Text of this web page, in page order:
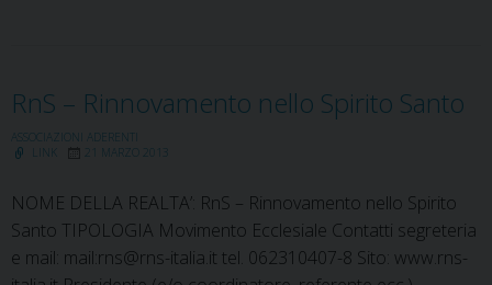
RnS – Rinnovamento nello Spirito Santo
ASSOCIAZIONI ADERENTI
LINK
21 MARZO 2013
NOME DELLA REALTA’: RnS – Rinnovamento nello Spirito
Santo TIPOLOGIA Movimento Ecclesiale Contatti segreteria
e mail: mail:rns@rns-italia.it tel. 062310407-8 Sito: www.rns-